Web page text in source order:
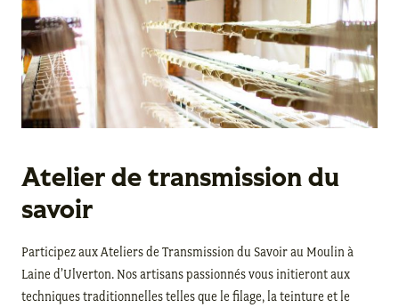
Atelier de transmission du
savoir
Participez aux Ateliers de Transmission du Savoir au Moulin à
Laine d’Ulverton. Nos artisans passionnés vous initieront aux
techniques traditionnelles telles que le filage, la teinture et le